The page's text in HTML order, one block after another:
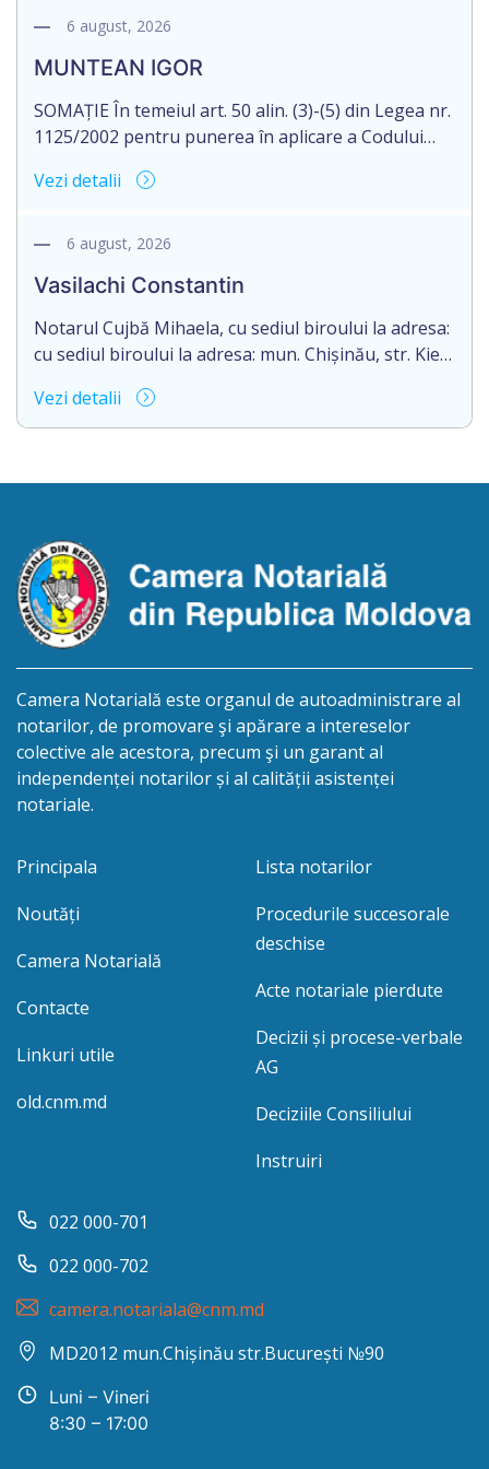
prevederilor legale, pentru moștenirile deschise
succesiunii este de 12 luni din data decesului (data
deschiderii moștenirii). Eliberarea certificatului […]
6 august, 2026
MUNTEAN IGOR
SOMAȚIE În temeiul art. 50 alin. (3)-(5) din Legea nr.
1125/2002 pentru punerea în aplicare a Codului
sediul biroului în mun. Chişinău, str. Academiei, nr.
născut la 30.10.1977, reședința obișnuită a căruia
succesorale după […]
Vezi detalii
6 august, 2026
Vasilachi Constantin
Notarul Cujbă Mihaela, cu sediul biroului la adresa:
cu sediul biroului la adresa: mun. Chișinău, str. Kiev,
succesorale în urma decesului cet. Vasilachi
Constantin, născut/ă la 03.06.1960, IDNP
Informăm succesibilii, că conform prevederilor
01.04.2026 termenul pentru […]
Vezi detalii
Camera Notarială este organul de autoadministrare al
notarilor, de promovare şi apărare a intereselor
colective ale acestora, precum şi un garant al
independenței notarilor și al calității asistenței
notariale.
Principala
Noutăți
Camera Notarială
Contacte
Linkuri utile
old.cnm.md
Lista notarilor
Procedurile succesorale
deschise
Acte notariale pierdute
Decizii și procese-verbale
AG
Deciziile Consiliului
Instruiri
022 000-701
022 000-702
camera.notariala@cnm.md
MD2012 mun.Chișinău str.București №90
Luni – Vineri
8:30 – 17:00